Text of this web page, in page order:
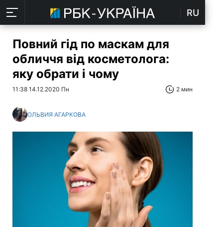
RU
Повний гід по маскам для
обличчя від косметолога:
яку обрати і чому
11:38 14.12.2020 Пн 2 мин
ОЛЬВИЯ АГАРКОВА